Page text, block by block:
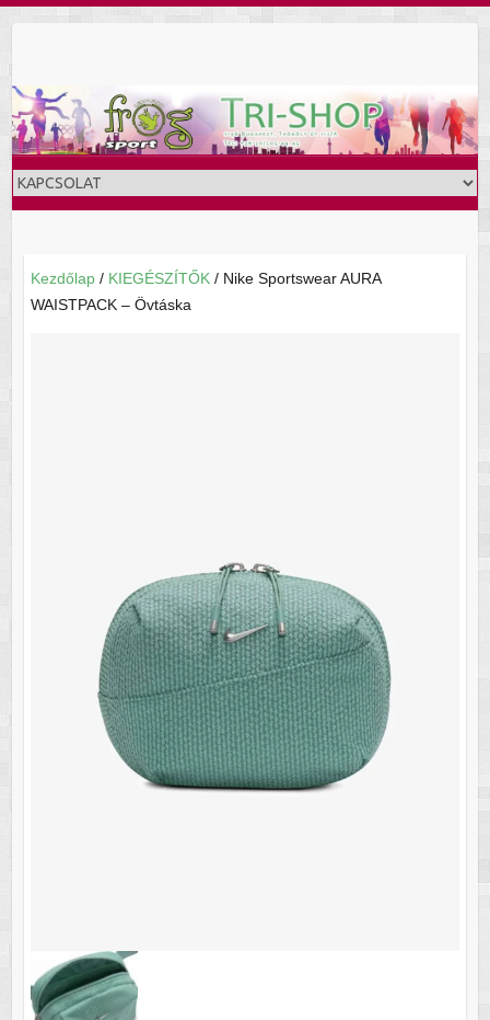
Kezdőlap/ KIEGÉSZÍTŐK/ Nike Sportswear AURA
WAISTPACK – Övtáska